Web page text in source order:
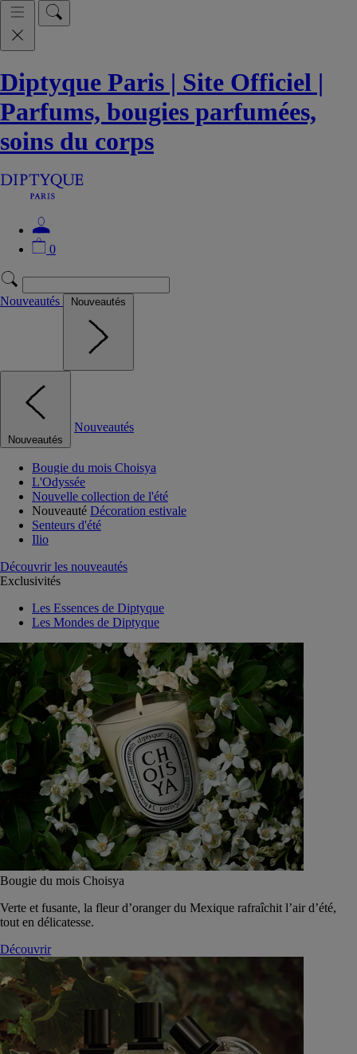
Diptyque Paris | Site Officiel |
Parfums, bougies parfumées,
soins du corps
0
Nouveautés Nouveautés
Nouveautés
Nouveautés
Bougie du mois Choisya
L'Odyssée
Nouvelle collection de l'été
Nouveauté Décoration estivale
Senteurs d'été
Ilio
Découvrir les nouveautés
Exclusivités
Les Essences de Diptyque
Les Mondes de Diptyque
Bougie du mois Choisya
Verte et fusante, la fleur d’oranger du Mexique rafraîchit l’air d’été,
tout en délicatesse.
Découvrir